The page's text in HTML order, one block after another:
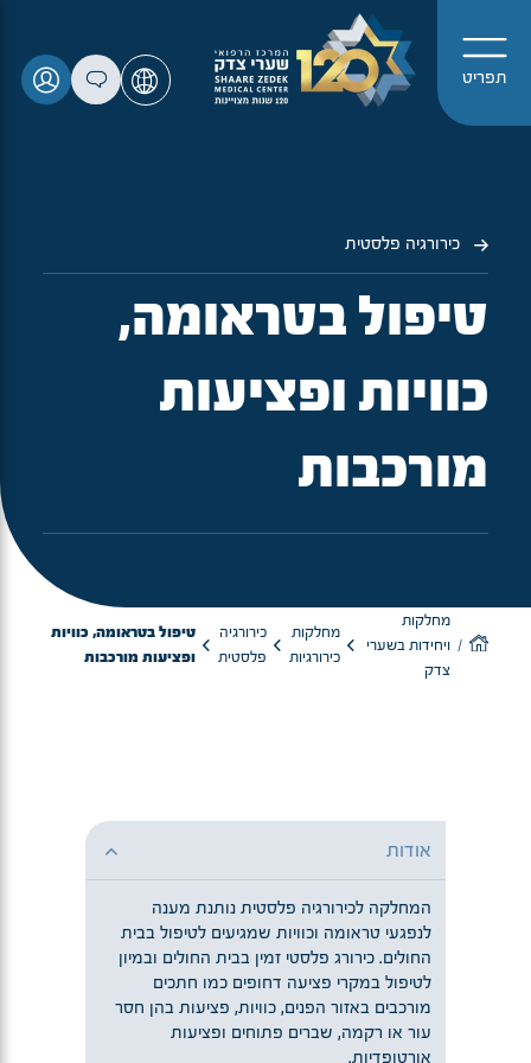
תפריט
כירורגיה פלסטית
טיפול בטראומה,
כוויות ופציעות
מורכבות
מחלקות
ויחידות בשערי
צדק
מחלקות
כירורגיות
כירורגיה
פלסטית
טיפול בטראומה, כוויות
ופציעות מורכבות
אודות
המחלקה לכירורגיה פלסטית נותנת מענה
לנפגעי טראומה וכוויות שמגיעים לטיפול בבית
החולים. כירורג פלסטי זמין בבית החולים ובמיון
לטיפול במקרי פציעה דחופים כמו חתכים
מורכבים באזור הפנים, כוויות, פציעות בהן חסר
עור או רקמה, שברים פתוחים ופציעות
אורטופדיות.